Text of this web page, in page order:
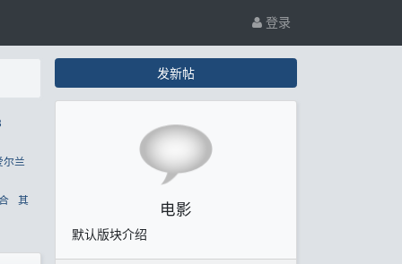
登录
尔兰
其
发新帖
电影
默认版块介绍